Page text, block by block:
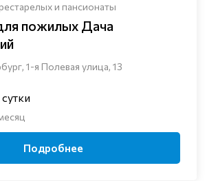
и пансионаты
пожилых Дача
1-я Полевая улица, 13
Подробнее